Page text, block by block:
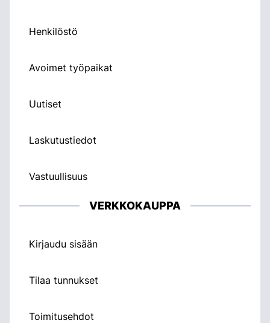
Henkilöstö
Avoimet työpaikat
Uutiset
Laskutustiedot
Vastuullisuus
VERKKOKAUPPA
Kirjaudu sisään
Tilaa tunnukset
Toimitusehdot